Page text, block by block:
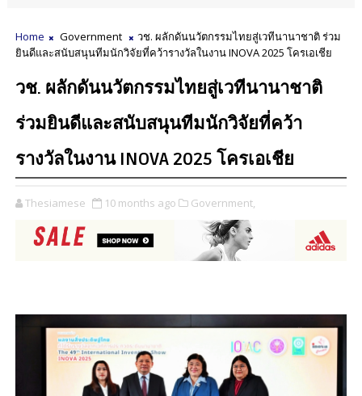
Home Government
วช. ผลักดันนวัตกรรมไทยสู่เวทีนานาชาติ ร่วม
ยินดีและสนับสนุนทีมนักวิจัยที่คว้ารางวัลในงาน INOVA 2025 โครเอเชีย
วช. ผลักดันนวัตกรรมไทยสู่เวทีนานาชาติ
ร่วมยินดีและสนับสนุนทีมนักวิจัยที่คว้า
รางวัลในงาน INOVA 2025 โครเอเชีย
Thesiamese 10 months ago Government,